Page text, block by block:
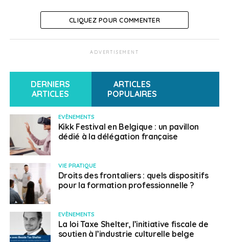
CLIQUEZ POUR COMMENTER
ADVERTISEMENT
DERNIERS
ARTICLES
ARTICLES
POPULAIRES
EVÈNEMENTS
Kikk Festival en Belgique : un pavillon
dédié à la délégation française
VIE PRATIQUE
Droits des frontaliers : quels dispositifs
pour la formation professionnelle ?
EVÈNEMENTS
La loi Taxe Shelter, l’initiative fiscale de
soutien à l’industrie culturelle belge